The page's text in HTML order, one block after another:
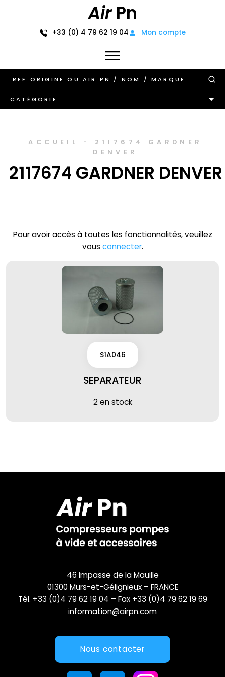
AirPn
+33 (0) 4 79 62 19 04 Mon compte
CATÉGORIE
ACCUEIL - 2117674 GARDNER
DENVER
2117674 GARDNER DENVER
Pour avoir accès à toutes les fonctionnalités, veuillez
vous connecter.
S1A046
SEPARATEUR
2 en stock
46 Impasse de la Mauille
01300 Murs-et-Gélignieux – FRANCE
Tél. +33 (0)4 79 62 19 04 – Fax +33 (0)4 79 62 19 69
information@airpn.com
Nous contacter